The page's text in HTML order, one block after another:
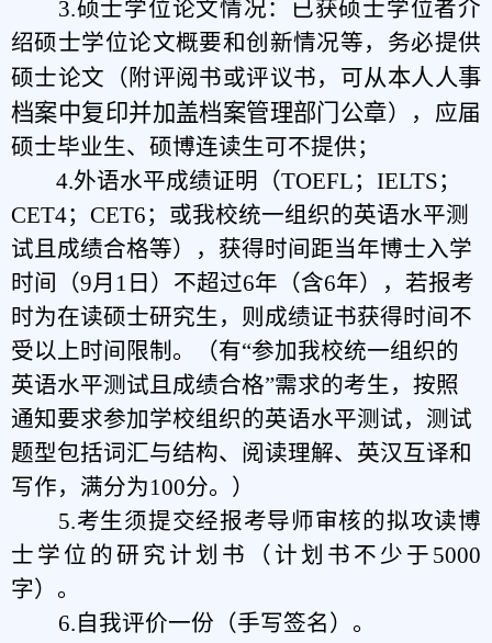
3.硕士学位论文情况：已获硕士学位者介
绍硕士学位论文概要和创新情况等， 务必提供
硕士论文（附评阅书或评议书，可从本人人事
档案中复印并加盖档案管理部门公章），应届
硕士毕业生、硕博连读生可不提供；
4.外语水平成绩证明（TOEFL；IELTS；
CET4；CET6；或我校统一组织的英语水平测
试且成绩合格等）
， 获得时间距当年博士入学
时间（9月1日）不超过6年（含6年），若报考
时为在读硕士研究生，则成绩证书获得时间不
受以上时间限制 。（有“参加我校统一组织的
英语水平测试且成绩合格”需求的考生，按照
通知要求参加学校组织的英语水平测试，测试
题型包括词汇与结构、阅读理解、英汉互译和
写作，满分为100分。）
5.考生须提交经报考导师审核的拟攻读博
士学位的研究计划书（计划书不少于5000
字）。
6.自我评价一份 （手写签名） 。